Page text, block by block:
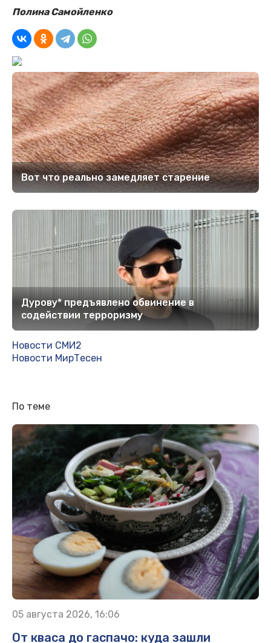
Полина Самойленко
Вот что реально замедляет старение
Дурову* предъявлено обвинение в
содействии терроризму
Новости СМИ2
Новости МирТесен
По теме
05 августа 2026, 16:06
От кваса до гаспачо: куда зашли